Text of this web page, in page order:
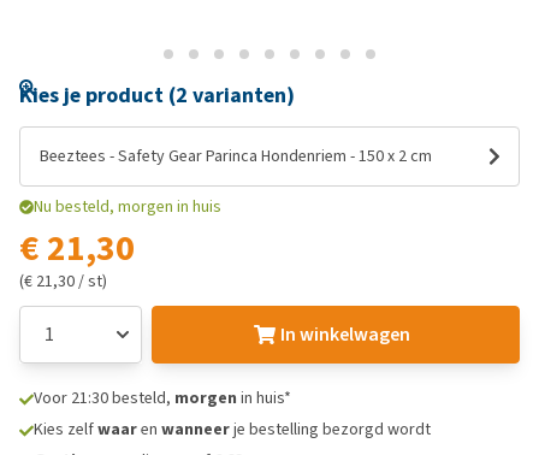
Kies je product (2 varianten)
Beeztees - Safety Gear Parinca Hondenriem - 150 x 2 cm
Nu besteld, morgen in huis
€ 21,30
(€ 21,30 / st)
In winkelwagen
Voor 21:30 besteld, morgen in huis*
Kies zelfwaaren wanneerje bestelling bezorgd wordt